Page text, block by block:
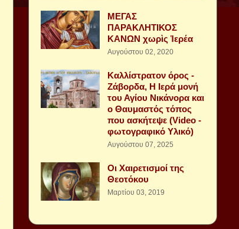
ΜΕΓΑΣ
ΠΑΡΑΚΛΗΤΙΚΟΣ
ΚΑΝΩΝ χωρὶς Ἱερέα
Αυγούστου 02, 2020
Καλλίστρατον όρος -
Ζάβορδα, Η Ιερά μονή
του Αγίου Νικάνορα και
ο Θαυμαστός τόπος
που ασκήτεψε (Video -
φωτογραφικό Υλικό)
Αυγούστου 07, 2025
Οι Χαιρετισμοί της
Θεοτόκου
Μαρτίου 03, 2019